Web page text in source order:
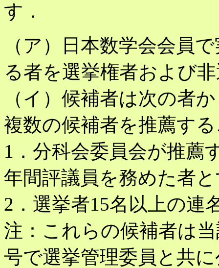
す．
（ア）日本数学会会員
る者を選挙権者および
（イ）候補者は次の者
複数の候補者を推薦す
1．分科会委員会が推薦
年間評議員を務めた者
2．選挙者15名以上の連
注：これらの候補者は
号で選挙管理委員と共